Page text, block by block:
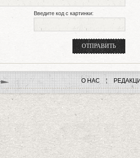
Введите код с картинки:
О НАС